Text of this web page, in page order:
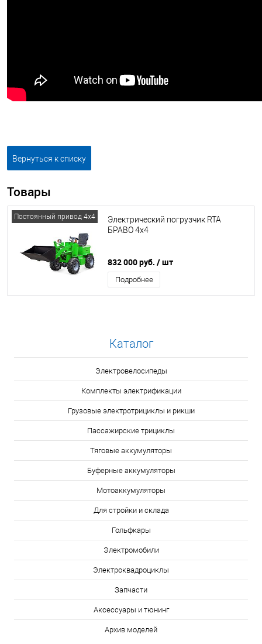
Вернуться к списку
Товары
Постоянный привод 4x4
Электрический погрузчик RTA
БРАВО 4x4
832 000 руб. / шт
Подробнее
Каталог
Электровелосипеды
Комплекты электрификации
Грузовые электротрициклы и рикши
Пассажирские трициклы
Тяговые аккумуляторы
Буферные аккумуляторы
Мотоаккумуляторы
Для стройки и склада
Гольфкары
Электромобили
Электроквадроциклы
Запчасти
Аксессуары и тюнинг
Архив моделей